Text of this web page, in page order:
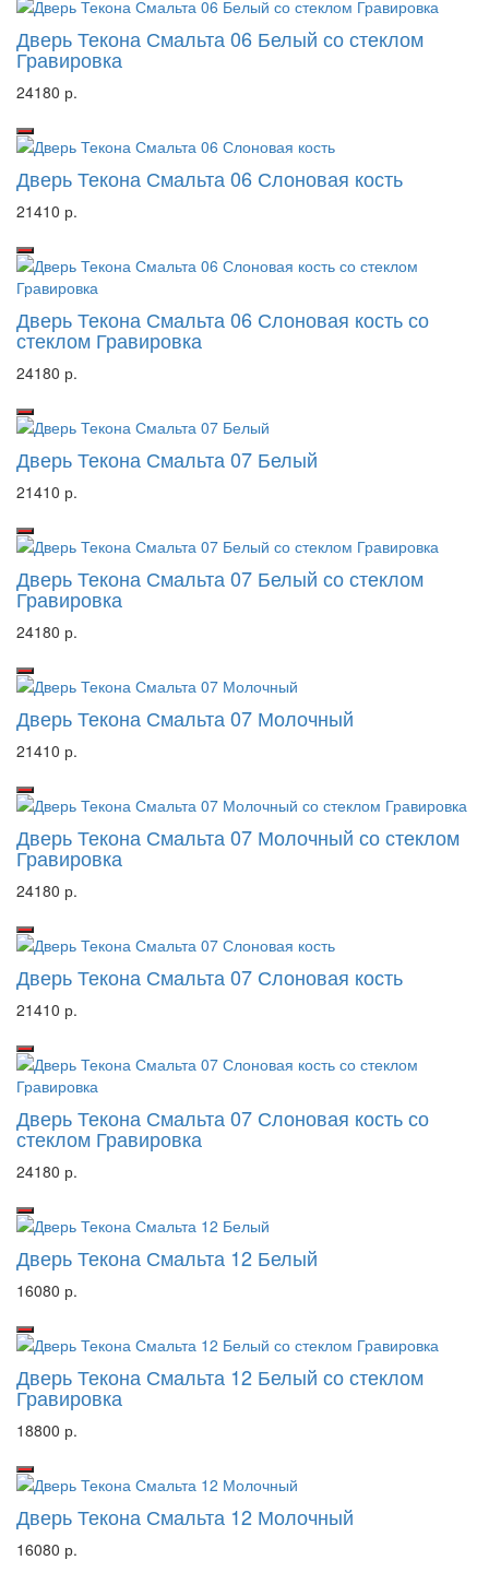
Дверь Текона Смальта 06 Белый со стеклом
Гравировка
24180 р.
Дверь Текона Смальта 06 Слоновая кость
21410 р.
Дверь Текона Смальта 06 Слоновая кость со
стеклом Гравировка
24180 р.
Дверь Текона Смальта 07 Белый
21410 р.
Дверь Текона Смальта 07 Белый со стеклом
Гравировка
24180 р.
Дверь Текона Смальта 07 Молочный
21410 р.
Дверь Текона Смальта 07 Молочный со стеклом
Гравировка
24180 р.
Дверь Текона Смальта 07 Слоновая кость
21410 р.
Дверь Текона Смальта 07 Слоновая кость со
стеклом Гравировка
24180 р.
Дверь Текона Смальта 12 Белый
16080 р.
Дверь Текона Смальта 12 Белый со стеклом
Гравировка
18800 р.
Дверь Текона Смальта 12 Молочный
16080 р.